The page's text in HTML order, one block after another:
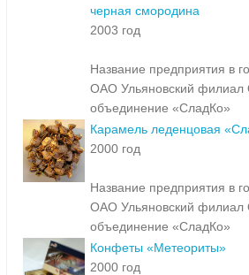
черная смородина
2003 год
Название предприятия в
ОАО Ульяновский филиал
объединение «СладКо»
Карамель леденцовая
2000 год
Название предприятия в
ОАО Ульяновский филиал
объединение «СладКо»
Конфеты «Метеориты»
2000 год